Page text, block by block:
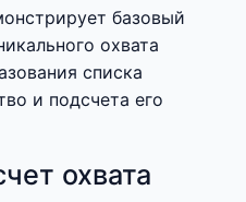
базовый
охвата
списка
и подсчета его
охвата